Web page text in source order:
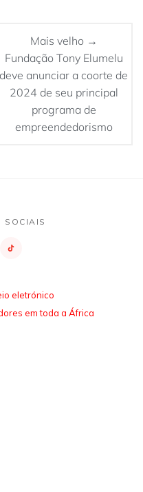
Mais velho →
Fundação Tony Elumelu
deve anunciar a coorte de
2024 de seu principal
programa de
empreendedorismo
SOCIAIS
eletrónico
em toda a África